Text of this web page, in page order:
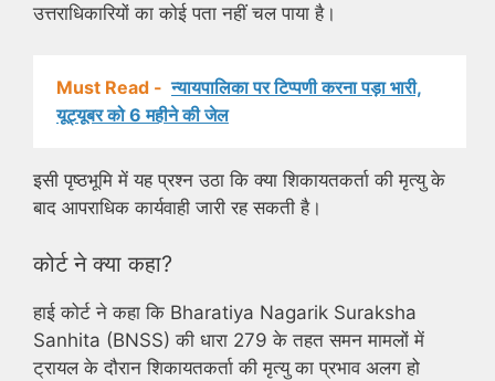
उत्तराधिकारियों का कोई पता नहीं चल पाया है।
Must Read - न्यायपालिका पर टिप्पणी करना पड़ा भारी,
यूट्यूबर को 6 महीने की जेल
इसी पृष्ठभूमि में यह प्रश्न उठा कि क्या शिकायतकर्ता की मृत्यु के
बाद आपराधिक कार्यवाही जारी रह सकती है।
कोर्ट ने क्या कहा?
हाई कोर्ट ने कहा कि Bharatiya Nagarik Suraksha
Sanhita (BNSS) की धारा 279 के तहत समन मामलों में
ट्रायल के दौरान शिकायतकर्ता की मृत्यु का प्रभाव अलग हो